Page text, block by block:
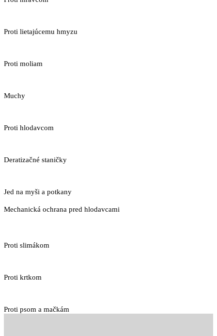
Proti lietajúcemu hmyzu
Proti moliam
Muchy
Proti hlodavcom
Deratizačné staničky
Jed na myši a potkany
Mechanická ochrana pred hlodavcami
Proti slimákom
Proti krtkom
Proti psom a mačkám